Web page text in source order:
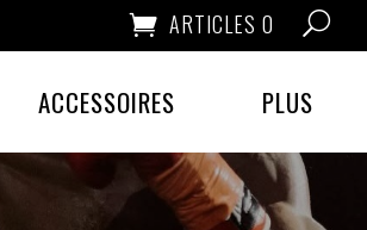
ARTICLES 0
ACCESSOIRES PLUS